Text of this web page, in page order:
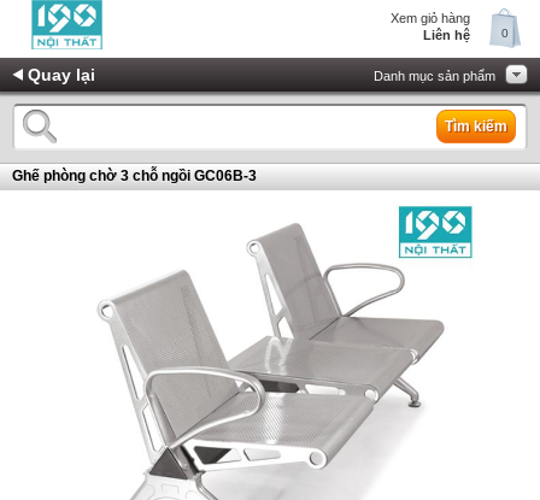
Xem giỏ hàng
Liên hệ
0
Quay lại Danh mục sản phẩm
Tìm kiếm
Ghế phòng chờ 3 chỗ ngồi GC06B-3